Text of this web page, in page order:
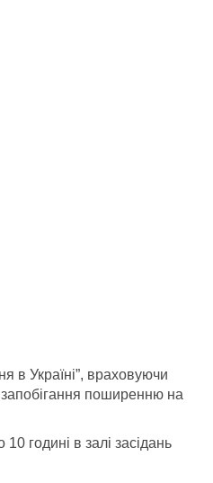
в Україні”, враховуючи
поширенню на
10 годині в залі засідань